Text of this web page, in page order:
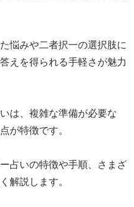
悩みや二者択一の選択肢に
えを得られる手軽さが魅力
は、複雑な準備が必要な
が特徴です。
占いの特徴や手順、さまざ
解説します。